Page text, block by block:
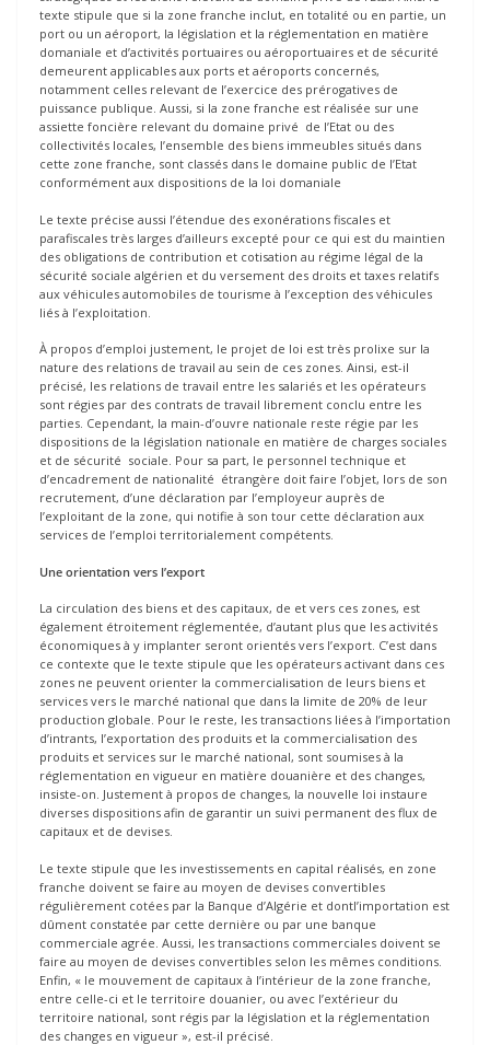
texte stipule que si la zone franche inclut, en totalité ou en partie, un
port ou un aéroport, la législation et la réglementation en matière
domaniale et d’activités portuaires ou aéroportuaires et de sécurité
demeurent applicables aux ports et aéroports concernés,
notamment celles relevant de I’exercice des prérogatives de
puissance publique. Aussi, si la zone franche est réalisée sur une
assiette foncière relevant du domaine privé de l’Etat ou des
collectivités locales, l’ensemble des biens immeubles situés dans
cette zone franche, sont classés dans le domaine public de I’Etat
conformément aux dispositions de la loi domaniale
Le texte précise aussi l’étendue des exonérations fiscales et
parafiscales très larges d’ailleurs excepté pour ce qui est du maintien
des obligations de contribution et cotisation au régime légal de la
sécurité sociale algérien et du versement des droits et taxes relatifs
aux véhicules automobiles de tourisme à I’exception des véhicules
liés à I’exploitation.
À propos d’emploi justement, le projet de loi est très prolixe sur la
nature des relations de travail au sein de ces zones. Ainsi, est-il
précisé, les relations de travail entre les salariés et les opérateurs
sont régies par des contrats de travail librement conclu entre les
parties. Cependant, la main-d’ouvre nationale reste régie par les
dispositions de la législation nationale en matière de charges sociales
et de sécurité sociale. Pour sa part, le personnel technique et
d’encadrement de nationalité étrangère doit faire l’objet, lors de son
recrutement, d’une déclaration par l’employeur auprès de
l’exploitant de la zone, qui notifie à son tour cette déclaration aux
services de I’emploi territorialement compétents.
Une orientation vers l’export
La circulation des biens et des capitaux, de et vers ces zones, est
également étroitement réglementée, d’autant plus que les activités
économiques à y implanter seront orientés vers l’export. C’est dans
ce contexte que le texte stipule que les opérateurs activant dans ces
zones ne peuvent orienter la commercialisation de leurs biens et
services vers le marché national que dans la limite de 20% de leur
production globale. Pour le reste, les transactions liées à l’importation
d’intrants, l’exportation des produits et la commercialisation des
produits et services sur le marché national, sont soumises à la
réglementation en vigueur en matière douanière et des changes,
insiste-on. Justement à propos de changes, la nouvelle loi instaure
diverses dispositions afin de garantir un suivi permanent des flux de
capitaux et de devises.
Le texte stipule que les investissements en capital réalisés, en zone
franche doivent se faire au moyen de devises convertibles
régulièrement cotées par la Banque d’Algérie et dontl’importation est
dûment constatée par cette dernière ou par une banque
commerciale agrée. Aussi, les transactions commerciales doivent se
faire au moyen de devises convertibles selon les mêmes conditions.
Enfin, « le mouvement de capitaux à I’intérieur de la zone franche,
entre celle-ci et le territoire douanier, ou avec I’extérieur du
territoire national, sont régis par la législation et la réglementation
des changes en vigueur », est-il précisé.